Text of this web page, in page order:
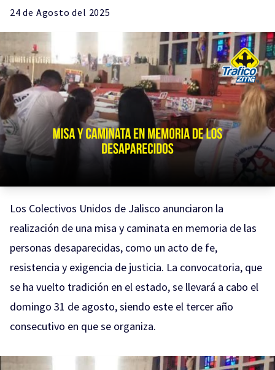
24 de Agosto del 2025
Los Colectivos Unidos de Jalisco anunciaron la
realización de una misa y caminata en memoria de las
personas desaparecidas, como un acto de fe,
resistencia y exigencia de justicia. La convocatoria, que
se ha vuelto tradición en el estado, se llevará a cabo el
domingo 31 de agosto, siendo este el tercer año
consecutivo en que se organiza.